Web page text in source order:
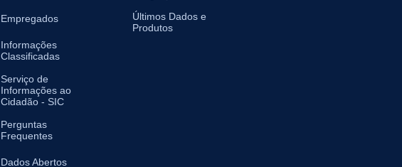
Empregados
Informações
Classificadas
Serviço de
Informações ao
Cidadão - SIC
Perguntas
Frequentes
Dados Abertos
Últimos Dados e
Produtos